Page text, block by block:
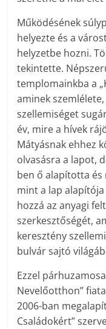
Működésének
helyezte és a
helyzetbe hozni.
tekintette.
templomainkba a
aminek
szellemiséget
év, mire a hívek
Mátyásnak ehhez
olvasásra a lapot,
ben ő alapította és
mint a lap
hozzá az anyagi
szerkesztőségét,
keresztény
bulvár sajtó
Ezzel
Nevelőotthon”
2006-ban
Családokért”